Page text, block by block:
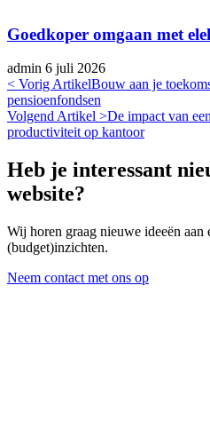
Goedkoper omgaan met
admin 6 juli 2026
< Vorig ArtikelBouw aan je
pensioenfondsen
Volgend Artikel >De impact van
productiviteit op kantoor
Heb je interessant
website?
Wij horen graag nieuwe ideeën
(budget)inzichten.
Neem contact met ons op